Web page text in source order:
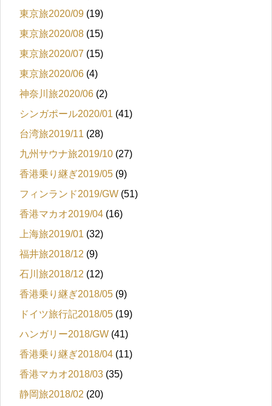
東京旅2020/09 (19)
東京旅2020/08 (15)
東京旅2020/07 (15)
東京旅2020/06 (4)
神奈川旅2020/06 (2)
シンガポール2020/01 (41)
台湾旅2019/11 (28)
九州サウナ旅2019/10 (27)
香港乗り継ぎ2019/05 (9)
フィンランド2019/GW (51)
香港マカオ2019/04 (16)
上海旅2019/01 (32)
福井旅2018/12 (9)
石川旅2018/12 (12)
香港乗り継ぎ2018/05 (9)
ドイツ旅行記2018/05 (19)
ハンガリー2018/GW (41)
香港乗り継ぎ2018/04 (11)
香港マカオ2018/03 (35)
静岡旅2018/02 (20)